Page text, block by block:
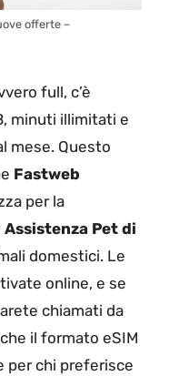
offerte –
full, c’è
minuti illimitati e
mese. Questo
Fastweb
per la
Assistenza Pet di
domestici. Le
online, e se
chiamati da
il formato eSIM
per chi preferisce